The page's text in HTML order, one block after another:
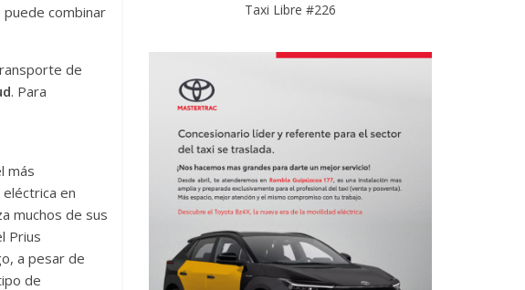
puede combinar
de
. Para
más
en
muchos de sus
Prius
a pesar de
de
Taxi Libre #226